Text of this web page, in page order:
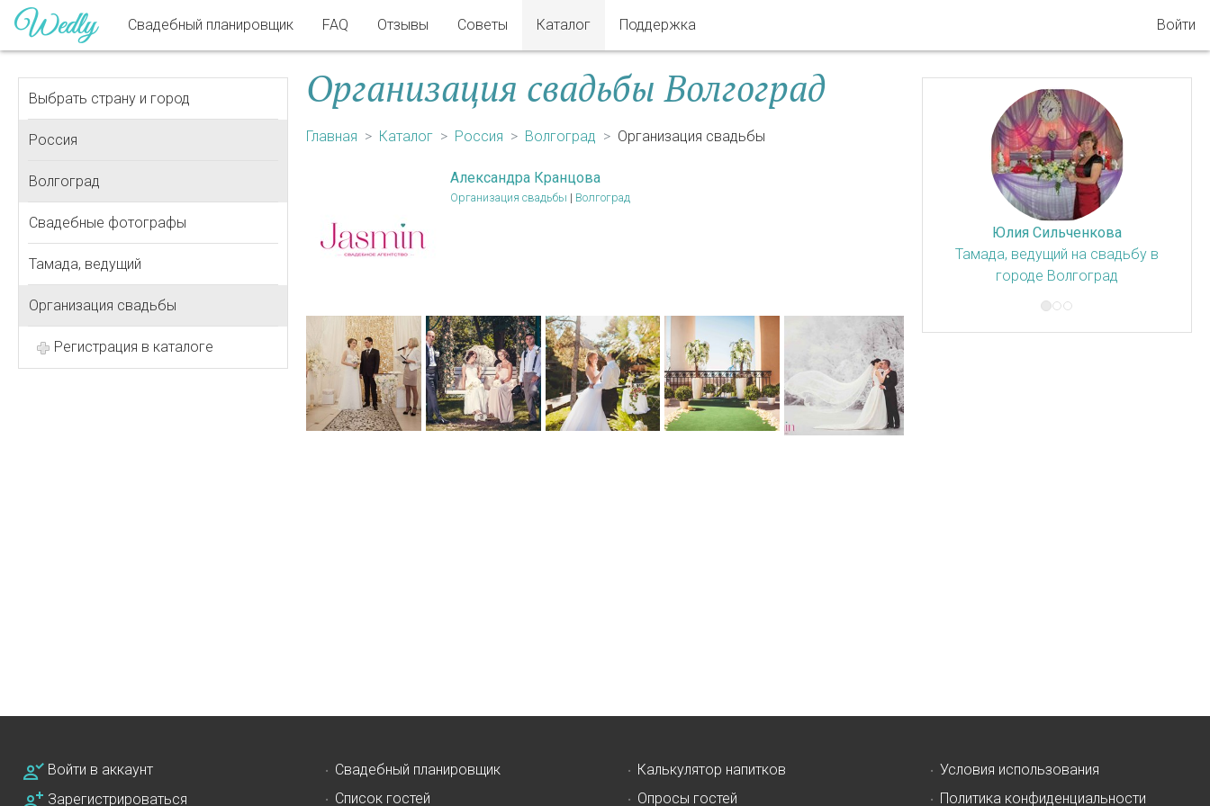
Свадебный планировщик FAQ Отзывы Советы Каталог Поддержка Войти
Организация свадьбы Волгоград
Главная Каталог Россия Волгоград Организация свадьбы
Александра Кранцова
Организация свадьбы | Волгоград
Выбрать страну и город
Россия
Волгоград
Свадебные фотографы
Тамада, ведущий
Организация свадьбы
Регистрация в каталоге
Юлия Сильченкова
Тамада, ведущий на свадьбу в
городе Волгоград
Войти в аккаунт
Зарегистрироваться
Свадебный планировщик
Список гостей
Калькулятор напитков
Опросы гостей
Условия использования
Политика конфиденциальности